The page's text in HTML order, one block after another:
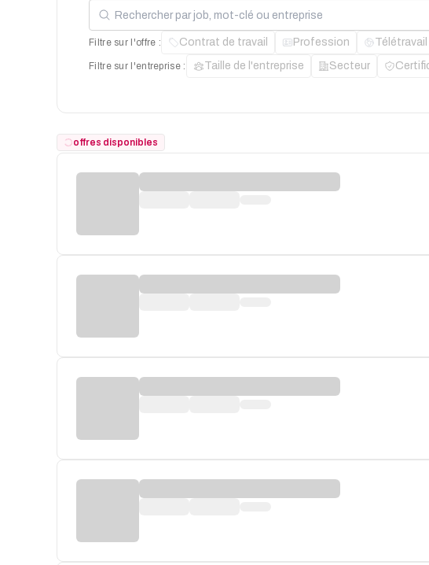
Filtre sur l'offre : Contrat de travail Profession Télétravail
Filtre sur l'entreprise : Taille de l'entreprise Secteur
offres disponibles